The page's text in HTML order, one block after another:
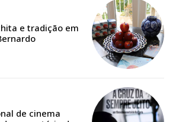
32€
papel entregue à Quinta-feira em sua
e tradição em
de cinema